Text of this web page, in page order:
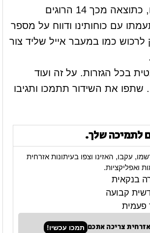
שישי, יום הזעם, כתוצאה מכך 14 הרוגים
עם כוחותינו ודווח על מספר
לרכוש כמו במעבר אייל שליד צור
בכל הגזרות. על זה ועוד
שתפו את השידור תתמכו ותגיבו
לתמיכה שלך.
עקבו, האזינו וצפו בעיתונות אזרחית
ואפליקציות.
בנקאית
קבועה
פעמית
צריכה אתכם תמכו עכשיו!